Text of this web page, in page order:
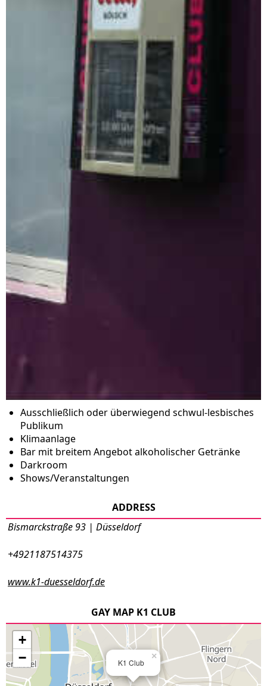
Ausschließlich oder überwiegend schwul-lesbisches
Publikum
Klimaanlage
Bar mit breitem Angebot alkoholischer Getränke
Darkroom
Shows/Veranstaltungen
ADDRESS
Bismarckstraße 93 | Düsseldorf
+4921187514375
www.k1-duesseldorf.de
GAY MAP K1 CLUB
K1 Club
×
+
−